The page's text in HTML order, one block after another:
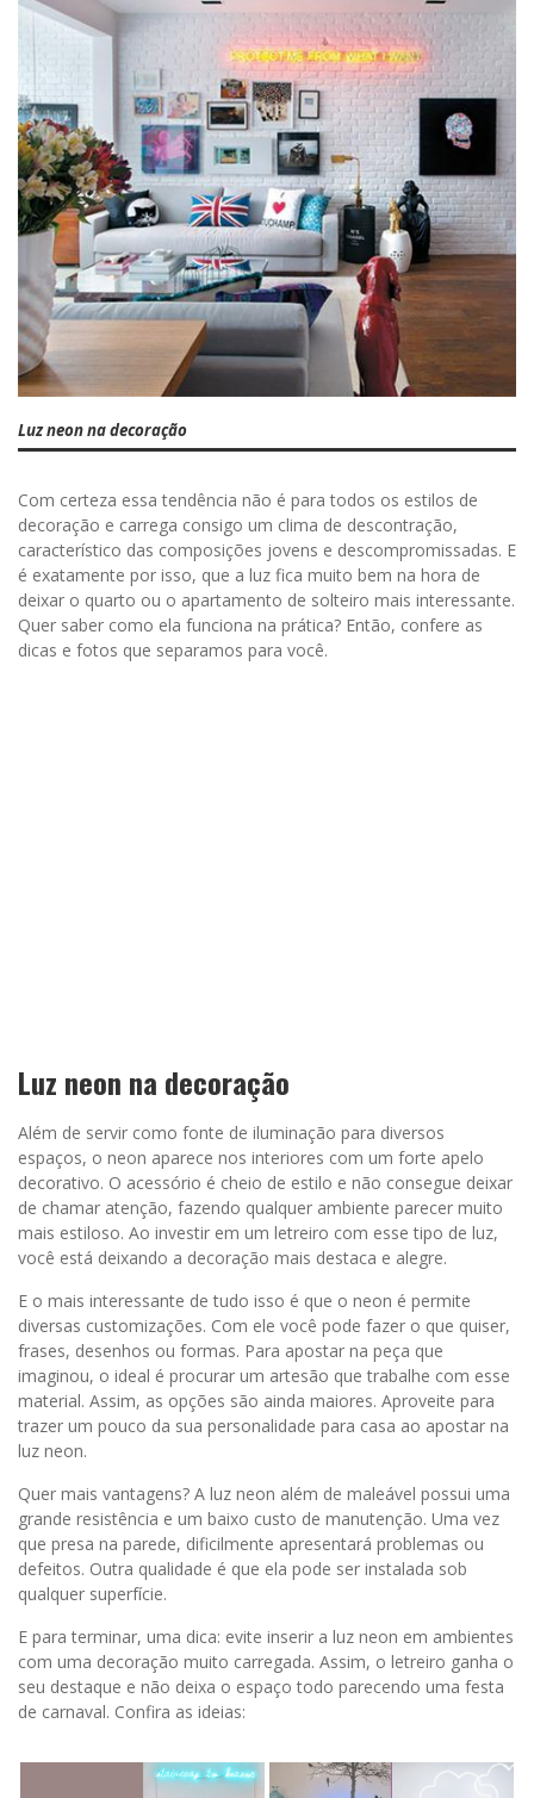
Luz neon na decoração
Com certeza essa tendência não é para todos os estilos de
decoração e carrega consigo um clima de descontração,
característico das composições jovens e descompromissadas. E
é exatamente por isso, que a luz fica muito bem na hora de
deixar o quarto ou o apartamento de solteiro mais interessante.
Quer saber como ela funciona na prática? Então, confere as
dicas e fotos que separamos para você.
Luz neon na decoração
Além de servir como fonte de iluminação para diversos
espaços, o neon aparece nos interiores com um forte apelo
decorativo. O acessório é cheio de estilo e não consegue deixar
de chamar atenção, fazendo qualquer ambiente parecer muito
mais estiloso. Ao investir em um letreiro com esse tipo de luz,
você está deixando a decoração mais destaca e alegre.
E o mais interessante de tudo isso é que o neon é permite
diversas customizações. Com ele você pode fazer o que quiser,
frases, desenhos ou formas. Para apostar na peça que
imaginou, o ideal é procurar um artesão que trabalhe com esse
material. Assim, as opções são ainda maiores. Aproveite para
trazer um pouco da sua personalidade para casa ao apostar na
luz neon.
Quer mais vantagens? A luz neon além de maleável possui uma
grande resistência e um baixo custo de manutenção. Uma vez
que presa na parede, dificilmente apresentará problemas ou
defeitos. Outra qualidade é que ela pode ser instalada sob
qualquer superfície.
E para terminar, uma dica: evite inserir a luz neon em ambientes
com uma decoração muito carregada. Assim, o letreiro ganha o
seu destaque e não deixa o espaço todo parecendo uma festa
de carnaval. Confira as ideias: